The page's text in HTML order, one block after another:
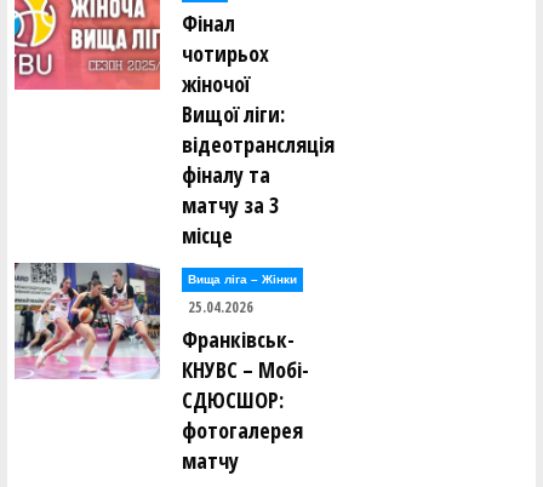
Фінал
чотирьох
жіночої
Вищої ліги:
відеотрансляція
фіналу та
матчу за 3
місце
Вища лiга – Жiнки
25.04.2026
Франківськ-
КНУВС – Мобі-
СДЮСШОР:
фотогалерея
матчу